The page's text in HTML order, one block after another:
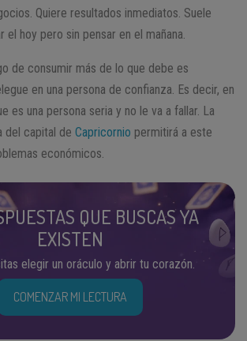
Quiere resultados inmediatos. Suele
el hoy pero sin pensar en el mañana.
de consumir más de lo que debe es
en una persona de confianza. Es decir, en
es una persona seria y no le va a fallar. La
del capital de Capricornio permitirá a este
económicos.
QUE BUSCAS YA
EXISTEN
elegir un oráculo y abrir tu corazón.
COMENZAR MI LECTURA